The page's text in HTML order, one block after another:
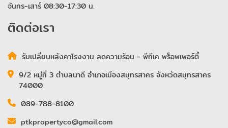
จันทร-เสาร์ 08:30-17:30 น.
ติดต่อเรา
รับเปลี่ยนหลังคาโรงงาน ลดความร้อน - พีทีเค พร็อพเพอร์ตี้
9/2 หมู่ที่ 3 ตำบลนาดี อำเภอเมืองสมุทรสาคร จังหวัดสมุทรสาคร
74000
089-788-8100
ptkpropertyco@gmail.com